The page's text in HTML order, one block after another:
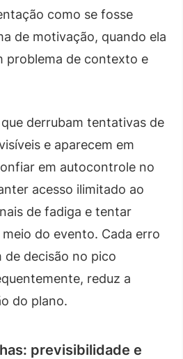
como se fosse
de motivação, quando ela
problema de contexto e
derrubam tentativas de
e aparecem em
em autocontrole no
acesso ilimitado ao
de fadiga e tentar
do evento. Cada erro
de decisão no pico
reduz a
do plano.
previsibilidade e